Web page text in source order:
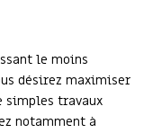
le moins
désirez maximiser
simples travaux
notamment à